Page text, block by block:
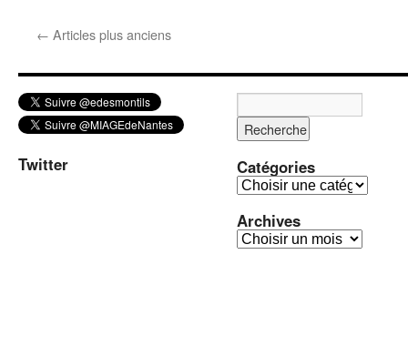
← Articles plus anciens
Twitter Catégories
C
t
é
Archives
A